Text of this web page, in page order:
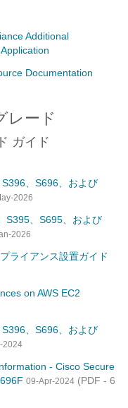
Additional
Documentation
レード
ガイド
、S696、および
2026
S395、S695、および
2026
ライアンス設置ガイド
on AWS EC2
、S696、および
2024
- Cisco Secure
09-Apr-2024 (PDF - 6